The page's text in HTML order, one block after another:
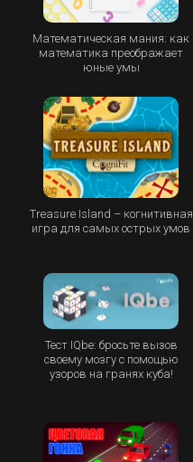
Математическая мания: как
математика преображает
юные умы
Treasure Island – когнитивная
игра для самых острых умов
Тест IQbe: бросьте вызов
своему мозгу с помощью
узоров на гранях куба!